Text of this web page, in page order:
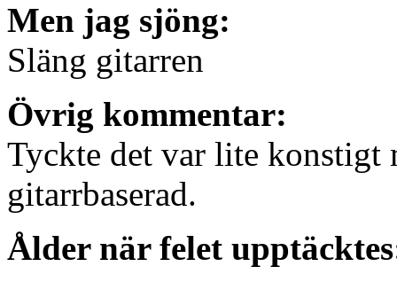
Men jag sjöng:
Släng gitarren
Övrig kommentar:
Tyckte det var lite konstigt
gitarrbaserad.
Ålder när felet